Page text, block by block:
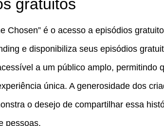
gratuitos
Chosen” é o acesso a episódios
e disponibiliza seus episódios
a um público amplo, permitindo
única. A generosidade dos
o desejo de compartilhar essa
pessoas.